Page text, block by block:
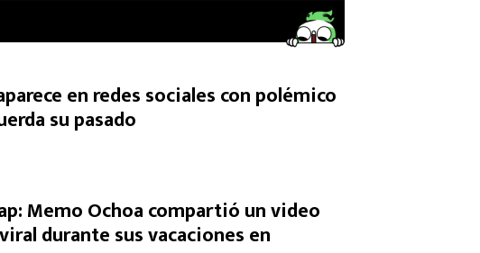
en redes sociales con polémico
su pasado
Memo Ochoa compartió un video
durante sus vacaciones en